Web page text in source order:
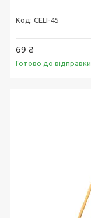
CELI-45
69 ₴
Готово до відправки